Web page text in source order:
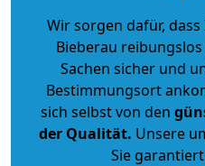
Wir sorgen dafür,
Bieberau
Sachen sicher und
Bestimmungsort
sich selbst von den
der Qualität. Unsere
Sie